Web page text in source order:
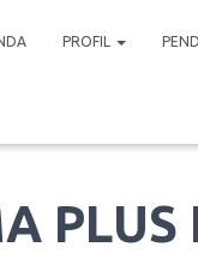
PROFIL